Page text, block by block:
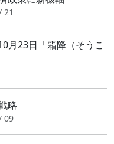
21
23日「霜降（そうこ
略
09